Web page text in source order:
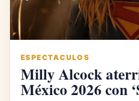
ESPECTACULOS
Milly Alcock
México 2026 con